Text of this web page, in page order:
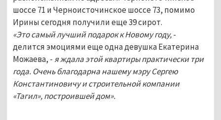
шоссе 71 и Черноисточинское шоссе 73, помимо
Ирины сегодня получили еще 39 сирот.
«Это самый лучший подарок к Новому году,-
делится эмоциями еще одна девушка Екатерина
Можаева, - я ждала этой квартиры практически три
года. Очень благодарна нашему мэру Сергею
Константиновичу и строительной компании
«Тагил», построившей дом».